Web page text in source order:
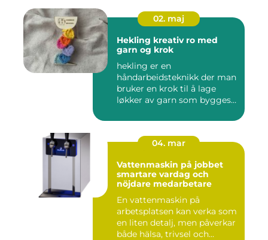
02. maj
Hekling kreativ ro med
garn og krok
hekling er en
håndarbeidsteknikk der man
bruker en krok til å lage
løkker av garn som bygges
04. mar
Vattenmaskin på jobbet
smartare vardag och
nöjdare medarbetare
En vattenmaskin på
arbetsplatsen kan verka som
en liten detalj, men påverkar
både hälsa, trivsel och...